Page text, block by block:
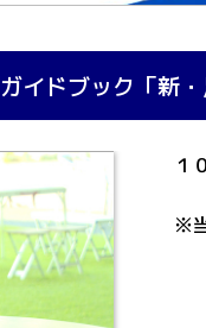
イドブック「新・
１
※